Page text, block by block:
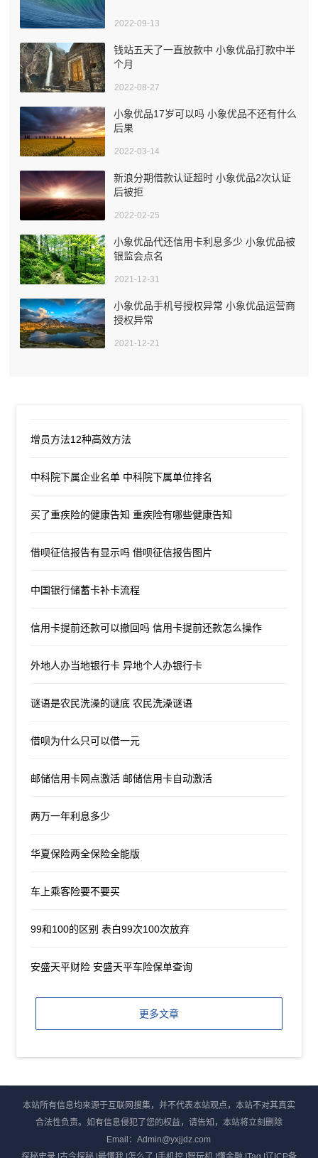
2022-09-13
钱站五天了一直放款中 小象优品打款中半
个月
2022-08-27
小象优品17岁可以吗 小象优品不还有什么
后果
2022-03-14
新浪分期借款认证超时 小象优品2次认证
后被拒
2022-02-25
小象优品代还信用卡利息多少 小象优品被
银监会点名
2021-12-31
小象优品手机号授权异常 小象优品运营商
授权异常
2021-12-21
增员方法12种高效方法
中科院下属企业名单 中科院下属单位排名
买了重疾险的健康告知 重疾险有哪些健康告知
借呗征信报告有显示吗 借呗征信报告图片
中国银行储蓄卡补卡流程
信用卡提前还款可以撤回吗 信用卡提前还款怎么操作
外地人办当地银行卡 异地个人办银行卡
谜语是农民洗澡的谜底 农民洗澡谜语
借呗为什么只可以借一元
邮储信用卡网点激活 邮储信用卡自动激活
两万一年利息多少
华夏保险两全保险全能版
车上乘客险要不要买
99和100的区别 表白99次100次放弃
安盛天平财险 安盛天平车险保单查询
更多文章
本站所有信息均来源于互联网搜集，并不代表本站观点，本站不对其真实
合法性负责。如有信息侵犯了您的权益，请告知，本站将立刻删除
Email：Admin@yxjjdz.com